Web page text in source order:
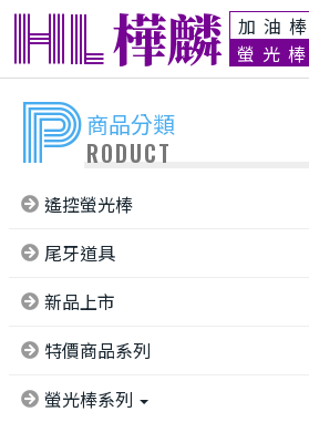
HL樺麟 加油棒
螢光棒
商品分類
PRODUCT
遙控螢光棒
尾牙道具
新品上市
特價商品系列
螢光棒系列